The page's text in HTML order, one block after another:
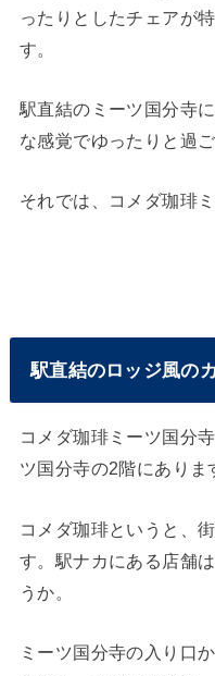
ったりとしたチェアが
す。
駅直結のミーツ国分寺
な感覚でゆったりと過
それでは、コメダ珈琲
駅直結のロッジ風の
コメダ珈琲ミーツ国分
ツ国分寺の2階にありま
コメダ珈琲というと、
す。駅ナカにある店舗
うか。
ミーツ国分寺の入り口